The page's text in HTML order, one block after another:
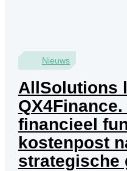
Nieuws
AllSolutions
financieel
kostenpost
strategische